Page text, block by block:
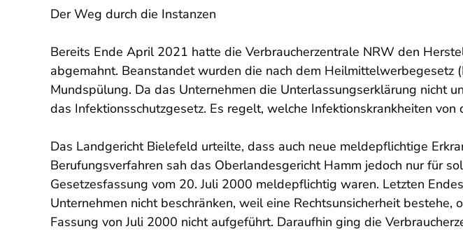
Der Weg durch die Instanzen
Bereits Ende April 2021 hatte die Verbraucherzentrale NRW den
abgemahnt. Beanstandet wurden die nach dem
Mundspülung. Da das Unternehmen die Unterlassungserklärung nicht
das Infektionsschutzgesetz. Es regelt, welche Infektionskrankheiten
Das Landgericht Bielefeld urteilte, dass auch neue meldepflichtige
Berufungsverfahren sah das Oberlandesgericht Hamm jedoch nur für
Gesetzesfassung vom 20. Juli 2000 meldepflichtig waren. Letzten
Unternehmen nicht beschränken, weil eine Rechtsunsicherheit
Fassung von Juli 2000 nicht aufgeführt. Daraufhin ging die